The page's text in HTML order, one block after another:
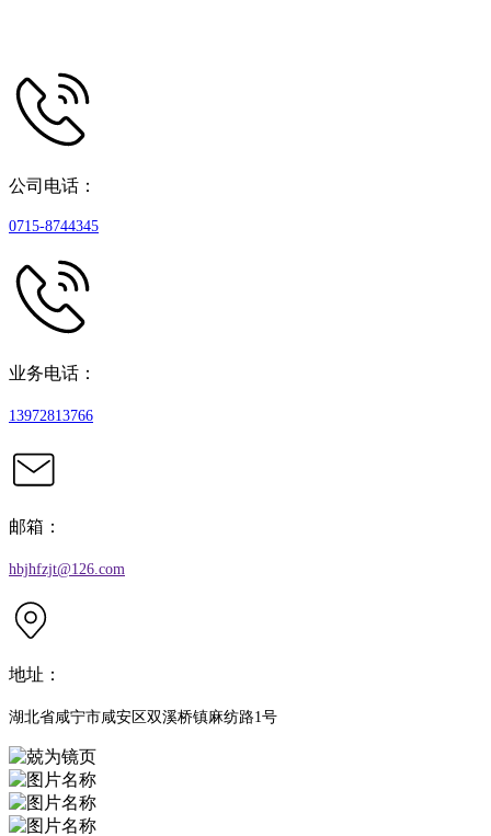
公司电话：
0715-8744345
业务电话：
13972813766
邮箱：
hbjhfzjt@126.com
地址：
湖北省咸宁市咸安区双溪桥镇麻纺路1号